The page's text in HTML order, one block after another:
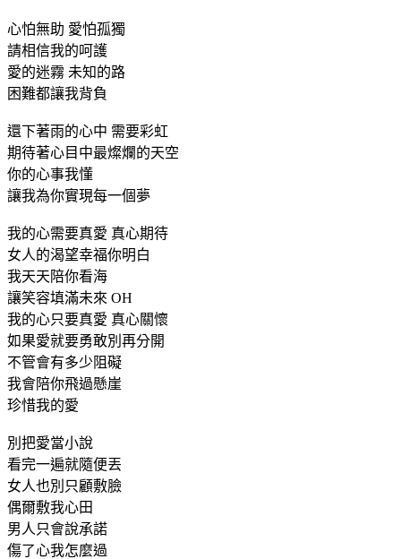
心怕無助 愛怕孤獨
請相信我的呵護
愛的迷霧 未知的路
困難都讓我背負
還下著雨的心中 需要彩虹
期待著心目中最燦爛的天空
你的心事我懂
讓我為你實現每一個夢
我的心需要真愛 真心期待
女人的渴望幸福你明白
我天天陪你看海
讓笑容填滿未來 OH
我的心只要真愛 真心關懷
如果愛就要勇敢別再分開
不管會有多少阻礙
我會陪你飛過懸崖
珍惜我的愛
別把愛當小說
看完一遍就隨便丟
女人也別只顧敷臉
偶爾敷我心田
男人只會說承諾
傷了心我怎麼過